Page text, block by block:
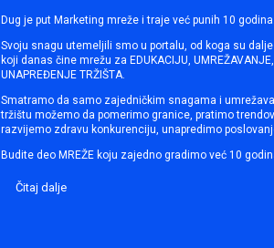
Dug je put Marketing mreže i traje već punih 10 godina.
Svoju snagu utemeljili smo u portalu, od koga su
koji danas čine mrežu za EDUKACIJU,
UNAPREĐENJE TRŽIŠTA.
Smatramo da samo zajedničkim snagama i
tržištu možemo da pomerimo granice, pratimo
razvijemo zdravu konkurenciju, unapredimo
Budite deo MREŽE koju zajedno gradimo već 10
Čitaj dalje